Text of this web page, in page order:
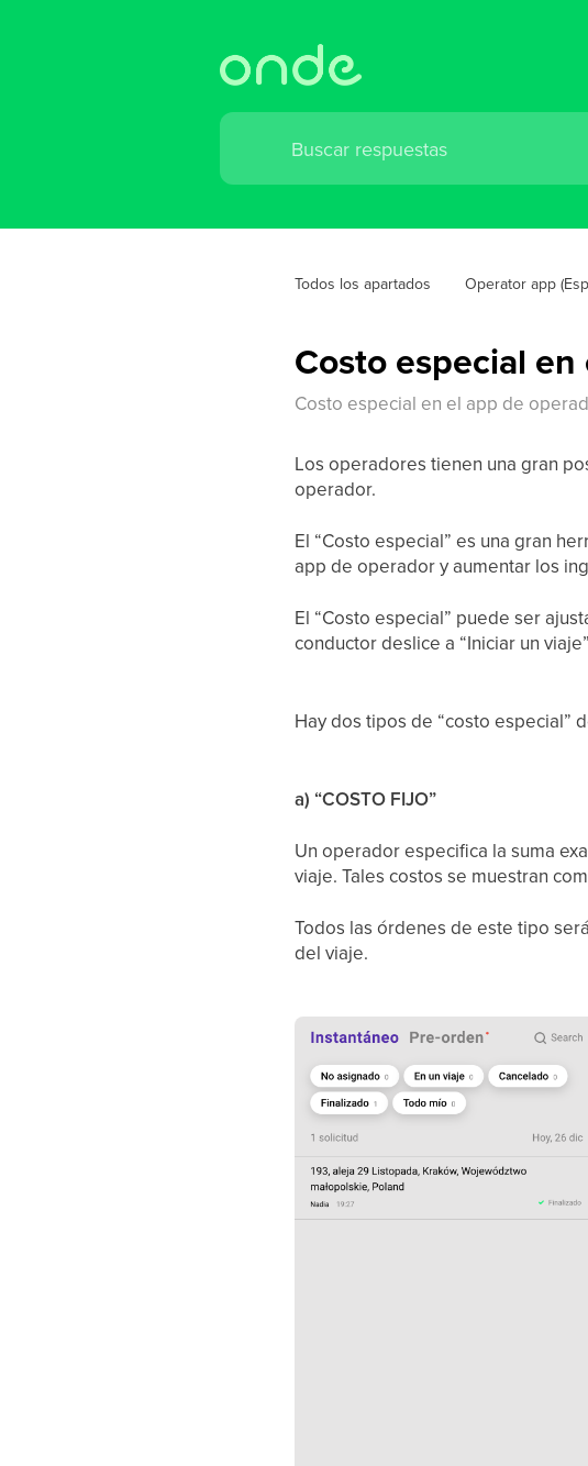
Todos los apartados Operator app
Costo especial
Costo especial en el app de
Los operadores tienen una gran
operador.
El “Costo especial” es una gran
app de operador y aumentar los
El “Costo especial” puede ser
conductor deslice a “Iniciar un
Hay dos tipos de “costo especial”
a) “COSTO FIJO”
Un operador especifica la suma
viaje. Tales costos se muestran
Todos las órdenes de este tipo
del viaje.